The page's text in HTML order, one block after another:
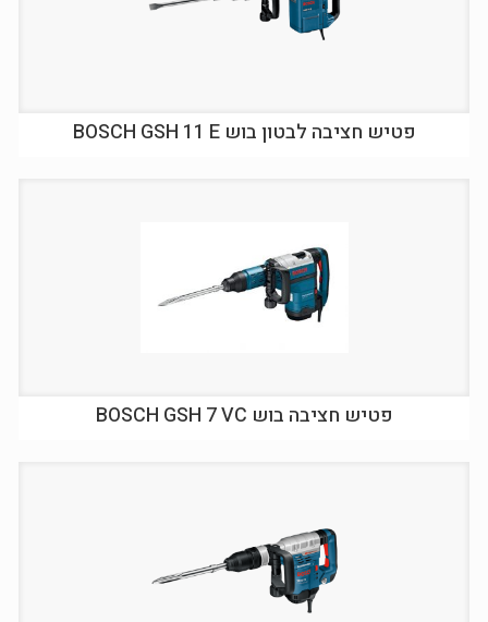
פטיש חציבה לבטון בוש BOSCH GSH 11 E
פטיש חציבה בוש BOSCH GSH 7 VC